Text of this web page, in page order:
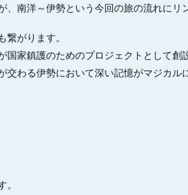
南洋～伊勢という今回の旅の流れにリ
がります。
国家鎮護のためのプロジェクトとして創
交わる伊勢において深い記憶がマジカル